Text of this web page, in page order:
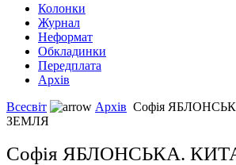
Колонки
Журнал
Неформат
Обкладинки
Передплата
Архів
Всесвіт
Архів Софія
ЗЕМЛЯ
Софія ЯБЛОНСЬКА.